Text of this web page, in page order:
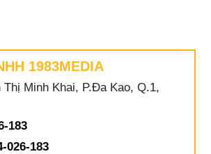
1983MEDIA
Thị Minh Khai, P.Đa Kao, Q.1,
183
026-183